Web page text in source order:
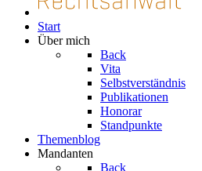
Start
Über mich
Back
Vita
Selbstverständnis
Publikationen
Honorar
Standpunkte
Themenblog
Mandanten
Back